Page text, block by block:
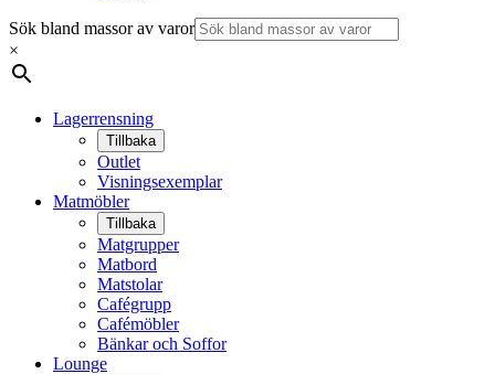
Sök bland massor av varor
×
Lagerrensning
Tillbaka
Outlet
Visningsexemplar
Matmöbler
Tillbaka
Matgrupper
Matbord
Matstolar
Cafégrupp
Cafémöbler
Bänkar och Soffor
Lounge